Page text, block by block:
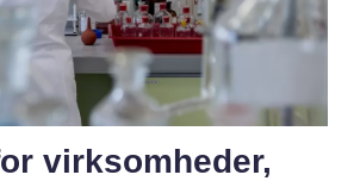
virksomheder,